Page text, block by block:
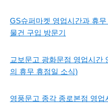
GS슈퍼마켓 영업시간과 휴
물건 구입 방문기
교보문고 광화문점 영업시간
의 휴무 휴점일 소식)
영풍문고 종각 종로본점 영